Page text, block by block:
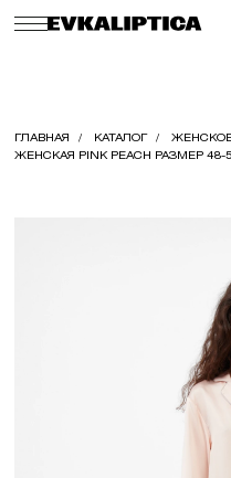
ГЛАВНАЯ КАТАЛОГ
ЖЕНСКАЯ PINK PEACH РАЗМЕР 48-